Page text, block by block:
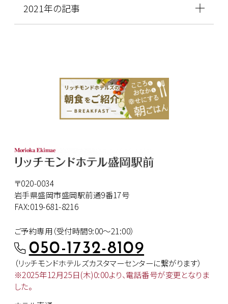
2021年の記事
〒020-0034
岩手県盛岡市盛岡駅前通9番17号
FAX:019-681-8216
ご予約専用（受付時間9:00～21:00）
050-1732-8109
（リッチモンドホテルズカスタマーセンターに繋がります）
※2025年12月25日(木)0:00より、電話番号が変更となりま
した。